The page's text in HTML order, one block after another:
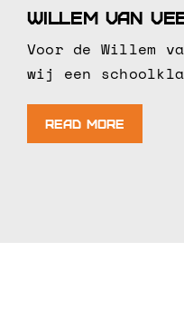
Willem van
Voor de Willem
wij een
Read More